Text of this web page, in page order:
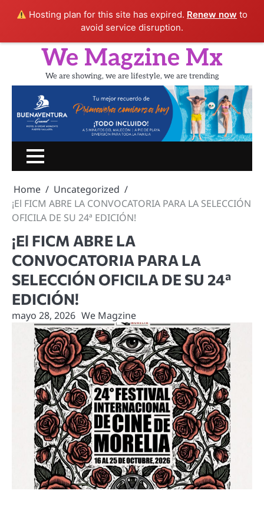
Hosting plan for this site has expired. Renew now to
avoid service disruption.
We Magzine Mx
We are showing, we are lifestyle, we are trending
RATITO
Home
Uncategorized
¡El FICM ABRE LA CONVOCATORIA PARA LA SELECCIÓN
OFICILA DE SU 24ª EDICIÓN!
¡El FICM ABRE LA
CONVOCATORIA PARA LA
SELECCIÓN OFICILA DE SU 24ª
EDICIÓN!
mayo 28, 2026 We Magzine